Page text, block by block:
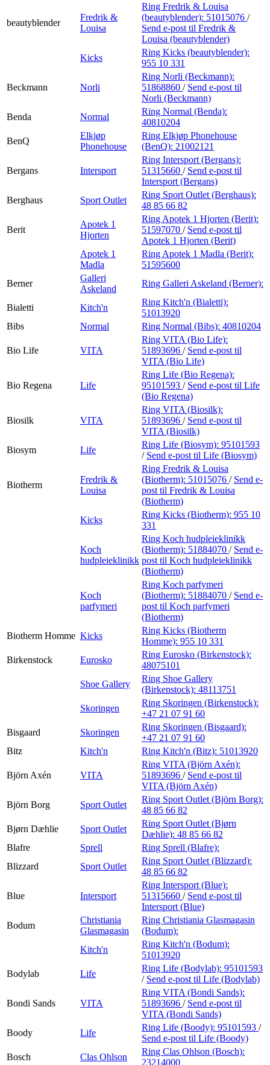
beautyblender
Fredrik &
Louisa
Ring Fredrik & Louisa
(beautyblender): 51015076 /
Send e-post til Fredrik &
Louisa (beautyblender)
Kicks
Ring Kicks (beautyblender):
955 10 331
Beckmann Norli
Ring Norli (Beckmann):
51868860 / Send e-post til
Norli (Beckmann)
Benda
Normal
Ring Normal (Benda):
40810204
BenQ
Elkjøp
Phonehouse
Ring Elkjøp Phonehouse
(BenQ): 21002121
Bergans Intersport
Ring Intersport (Bergans):
51315660 / Send e-post til
Intersport (Bergans)
Berghaus
Sport Outlet
Ring Sport Outlet (Berghaus):
48 85 66 82
Berit
Apotek 1
Hjorten
Ring Apotek 1 Hjorten (Berit):
51597070 / Send e-post til
Apotek 1 Hjorten (Berit)
Apotek 1
Madla
Ring Apotek 1 Madla (Berit):
51595600
Berner
Galleri
Askeland
Ring Galleri Askeland (Berner):
Bialetti Kitch'n
Ring Kitch'n (Bialetti):
51013920
Bibs
Normal Ring Normal (Bibs): 40810204
Bio Life VITA
Ring VITA (Bio Life):
51893696 / Send e-post til
VITA (Bio Life)
Bio Regena Life
Ring Life (Bio Regena):
95101593 / Send e-post til Life
(Bio Regena)
Biosilk VITA
Ring VITA (Biosilk):
51893696 / Send e-post til
VITA (Biosilk)
Biosym
Life
Ring Life (Biosym): 95101593
/ Send e-post til Life (Biosym)
Biotherm
Fredrik &
Louisa
Ring Fredrik & Louisa
(Biotherm): 51015076 / Send e-
post til Fredrik & Louisa
(Biotherm)
Kicks
Ring Kicks (Biotherm): 955 10
331
Koch
hudpleieklinikk
Ring Koch hudpleieklinikk
(Biotherm): 51884070 / Send e-
post til Koch hudpleieklinikk
(Biotherm)
Koch
parfymeri
Ring Koch parfymeri
(Biotherm): 51884070 / Send e-
post til Koch parfymeri
(Biotherm)
Biotherm Homme Kicks
Ring Kicks (Biotherm
Homme): 955 10 331
Birkenstock
Eurosko
Ring Eurosko (Birkenstock):
48075101
Shoe Gallery
Ring Shoe Gallery
(Birkenstock): 48113751
Skoringen
Ring Skoringen (Birkenstock):
+47 21 07 91 60
Bisgaard
Skoringen
Ring Skoringen (Bisgaard):
+47 21 07 91 60
Bitz
Kitch'n Ring Kitch'n (Bitz): 51013920
Björn Axén VITA
Ring VITA (Björn Axén):
51893696 / Send e-post til
VITA (Björn Axén)
Björn Borg
Sport Outlet
Ring Sport Outlet (Björn Borg):
48 85 66 82
Bjørn Dæhlie
Sport Outlet
Ring Sport Outlet (Bjørn
Dæhlie): 48 85 66 82
Blafre
Sprell
Ring Sprell (Blafre):
Blizzard
Sport Outlet
Ring Sport Outlet (Blizzard):
48 85 66 82
Blue Intersport
Ring Intersport (Blue):
51315660 / Send e-post til
Intersport (Blue)
Bodum
Christiania
Glasmagasin
Ring Christiania Glasmagasin
(Bodum):
Kitch'n
Ring Kitch'n (Bodum):
51013920
Bodylab
Life
Ring Life (Bodylab): 95101593
/ Send e-post til Life (Bodylab)
Bondi Sands VITA
Ring VITA (Bondi Sands):
51893696 / Send e-post til
VITA (Bondi Sands)
Boody
Life
Ring Life (Boody): 95101593 /
Send e-post til Life (Boody)
Bosch
Clas Ohlson
Ring Clas Ohlson (Bosch):
23214000